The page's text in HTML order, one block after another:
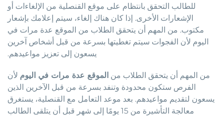
للطالب التحقق بانتظام على موقع القنصلية من الإلغاءات أو
الإشعارات الأخرى. إذا كان هناك إلغاء، سيتم إعلامك بإشعار
مكتوب. من المهم أن يتحقق الطلاب من الموقع عدة مرات في
اليوم لأن الفجوات سيتم تغطيتها بسرعة من قبل أشخاص آخرين
يسعون إلى تعزيز مواعيدهم.
من المهم أن يتحقق الطلاب من الموقع عدة مرات في اليوملأن
الفرص ستكون محدودة وتنفد بسرعة من قبل الآخرين الذين
يسعون لتقديم مواعيدهم. بعد موعد التعامل مع القنصلية، يستغرق
معالجة التأشيرة من 15 يومًا إلى شهر قبل أن يتلقى الطالب